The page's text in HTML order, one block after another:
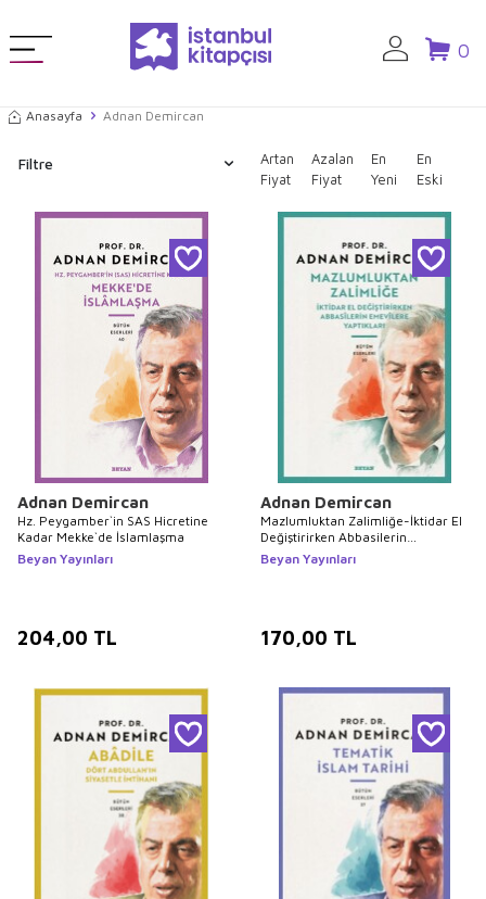
0
Anasayfa Adnan Demircan
Filtre
Artan
Fiyat
Azalan
Fiyat
En
Yeni
En
Eski
Adnan Demircan
Hz. Peygamber`in SAS Hicretine
Kadar Mekke`de İslamlaşma
Beyan Yayınları
204,00 TL
Adnan Demircan
Mazlumluktan Zalimliğe-İktidar El
Değiştirirken Abbasilerin
Emevilere Yaptıkları
Beyan Yayınları
170,00 TL